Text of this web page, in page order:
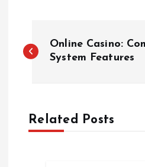
o
Online Casino:
System Features
Related Posts